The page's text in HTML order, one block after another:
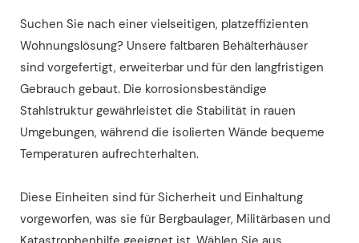
Suchen Sie nach einer vielseitigen, platzeffizienten
Wohnungslösung? Unsere faltbaren Behälterhäuser
sind vorgefertigt, erweiterbar und für den langfristigen
Gebrauch gebaut. Die korrosionsbeständige
Stahlstruktur gewährleistet die Stabilität in rauen
Umgebungen, während die isolierten Wände bequeme
Temperaturen aufrechterhalten.
Diese Einheiten sind für Sicherheit und Einhaltung
vorgeworfen, was sie für Bergbaulager, Militärbasen und